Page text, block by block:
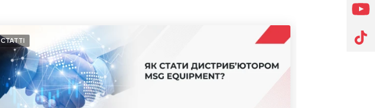
СТАТТІ